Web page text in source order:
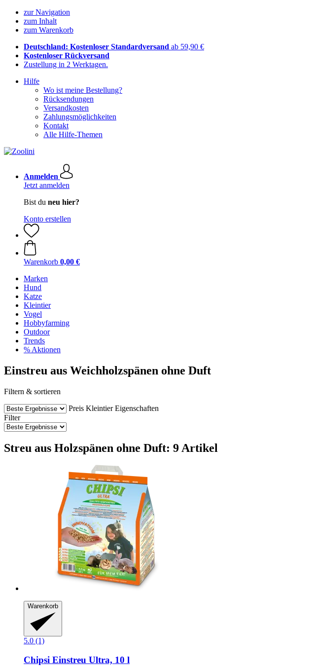
zur Navigation
zum Inhalt
zum Warenkorb
Deutschland: Kostenloser Standardversand ab 59,90 €
Kostenloser Rückversand
Zustellung in 2 Werktagen.
Hilfe
Wo ist meine Bestellung?
Rücksendungen
Versandkosten
Zahlungsmöglichkeiten
Kontakt
Alle Hilfe-Themen
Anmelden
Jetzt anmelden
Bist du neu hier?
Konto erstellen
Warenkorb 0,00 €
Marken
Hund
Katze
Kleintier
Vogel
Hobbyfarming
Outdoor
Trends
% Aktionen
Einstreu aus Weichholzspänen ohne Duft
Filtern & sortieren
Preis Kleintier Eigenschaften
Filter
Streu aus Holzspänen ohne Duft: 9 Artikel
Warenkorb
5.0 (1)
Chipsi Einstreu Ultra, 10 l